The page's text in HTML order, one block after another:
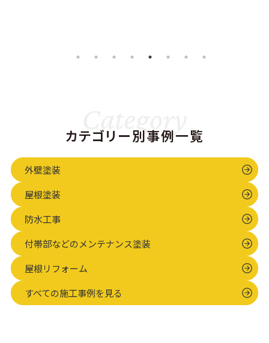
た、屋根・外
します。 O
要望にお応え
地処理を組み
カテゴリー別事例一覧
外壁塗装
屋根塗装
防水工事
付帯部などのメンテナンス塗装
屋根リフォーム
すべての施工事例を見る